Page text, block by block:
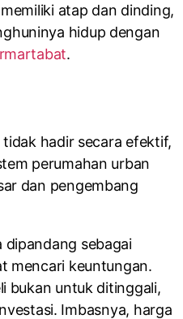
atap dan dinding,
hidup dengan
.
hadir secara efektif,
perumahan urban
dan pengembang
dipandang sebagai
mencari keuntungan.
bukan untuk ditinggali,
Imbasnya, harga